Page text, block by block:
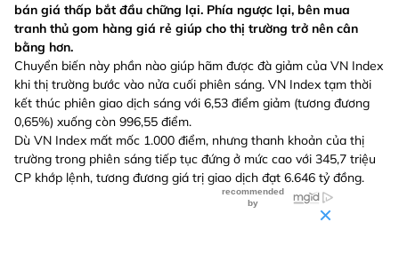
bán giá thấp bắt đầu chững lại. Phía ngược lại, bên mua
tranh thủ gom hàng giá rẻ giúp cho thị trường trở nên cân
bằng hơn.
Chuyển biến này phần nào giúp hãm được đà giảm của VN Index
khi thị trường bước vào nửa cuối phiên sáng. VN Index tạm thời
kết thúc phiên giao dịch sáng với 6,53 điểm giảm (tương đương
0,65%) xuống còn 996,55 điểm.
Dù VN Index mất mốc 1.000 điểm, nhưng thanh khoản của thị
trường trong phiên sáng tiếp tục đứng ở mức cao với 345,7 triệu
CP khớp lệnh, tương đương giá trị giao dịch đạt 6.646 tỷ đồng.